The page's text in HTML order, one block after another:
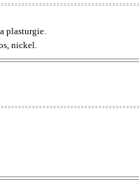
plasturgie.
nickel.